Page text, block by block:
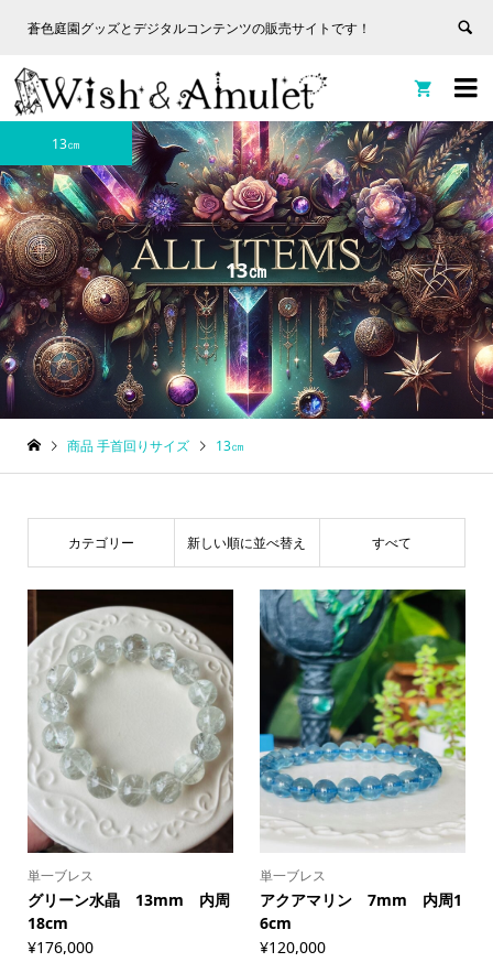
蒼色庭園グッズとデジタルコンテンツの販売サイトです！


13㎝
13㎝
商品 手首回りサイズ 13㎝
カテゴリー 新しい順に並べ替え すべて
単一ブレス
グリーン水晶 13mm 内周
18cm
¥176,000
単一ブレス
アクアマリン 7mm 内周1
6cm
¥120,000
蒼色庭園グッズとデジタルコンテンツの販売サイトです！
非表